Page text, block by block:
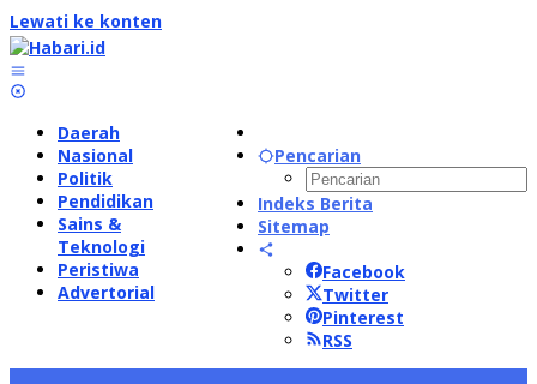
Lewati ke konten
Pencarian
Indeks Berita
Sitemap
Facebook
Twitter
Pinterest
RSS
Daerah
Nasional
Politik
Pendidikan
Sains &
Teknologi
Peristiwa
Advertorial